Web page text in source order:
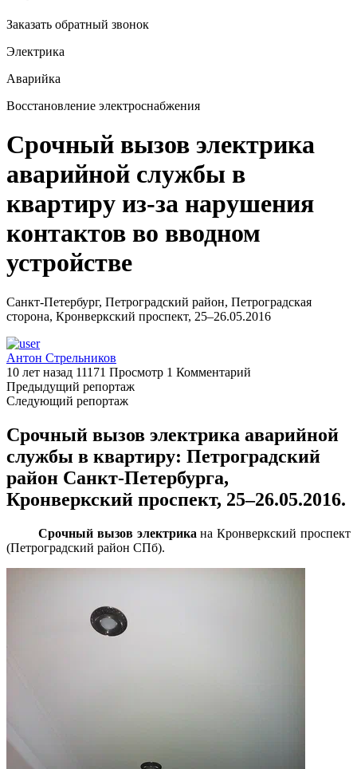
Заказать обратный звонок
Электрика
Аварийка
Восстановление электроснабжения
Срочный вызов электрика
аварийной службы в
квартиру из-за нарушения
контактов во вводном
устройстве
Санкт-Петербург, Петроградский район, Петроградская
сторона, Кронверкский проспект, 25–26.05.2016
Антон Стрельников
10 лет назад 11171 Просмотр 1 Комментарий
Предыдущий репортаж
Следующий репортаж
Срочный вызов электрика аварийной
службы в квартиру: Петроградский
район Санкт-Петербурга,
Кронверкский проспект, 25–26.05.2016.
Срочный вызов электрика на Кронверкский проспект
(Петроградский район СПб).